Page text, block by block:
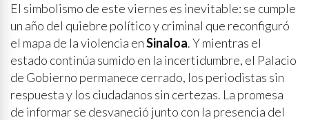
El simbolismo de este viernes es inevitable: se cumple
un año del quiebre político y criminal que reconfiguró
el mapa de la violencia enSinaloa. Y mientras el
estado continúa sumido en la incertidumbre, el Palacio
de Gobierno permanece cerrado, los periodistas sin
respuesta y los ciudadanos sin certezas. La promesa
de informar se desvaneció junto con la presencia del